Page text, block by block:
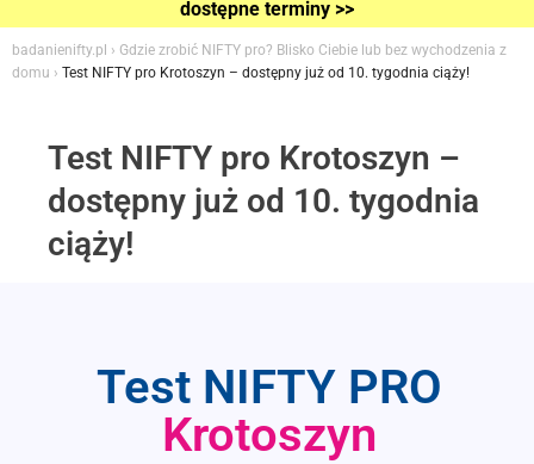
dostępne terminy >>
badanienifty.pl › Gdzie zrobić NIFTY pro? Blisko Ciebie lub bez wychodzenia z
domu › Test NIFTY pro Krotoszyn – dostępny już od 10. tygodnia ciąży!
Test NIFTY pro Krotoszyn –
dostępny już od 10. tygodnia
ciąży!
Test NIFTY PRO
Krotoszyn